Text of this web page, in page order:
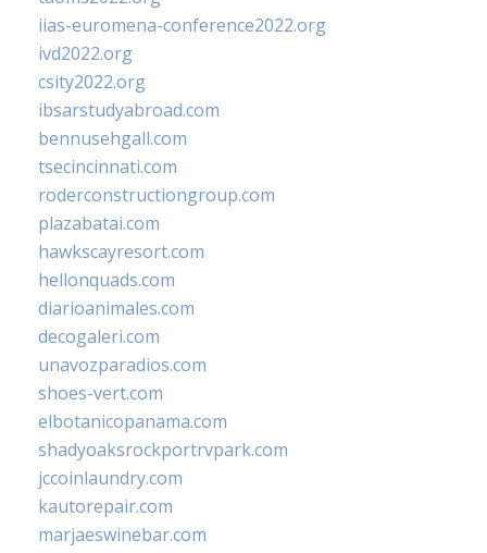
iias-euromena-conference2022.org
ivd2022.org
csity2022.org
ibsarstudyabroad.com
bennusehgall.com
tsecincinnati.com
roderconstructiongroup.com
plazabatai.com
hawkscayresort.com
hellonquads.com
diarioanimales.com
decogaleri.com
unavozparadios.com
shoes-vert.com
elbotanicopanama.com
shadyoaksrockportrvpark.com
jccoinlaundry.com
kautorepair.com
marjaeswinebar.com